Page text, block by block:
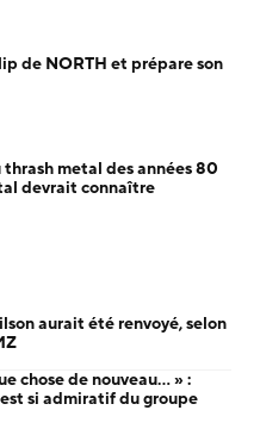
de NORTH et prépare son
metal des années 80
devrait connaître
aurait été renvoyé, selon
chose de nouveau… » :
si admiratif du groupe